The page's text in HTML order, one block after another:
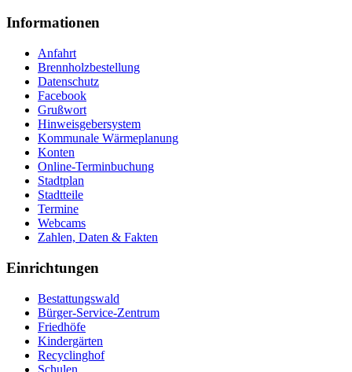
Informationen
Anfahrt
Brennholzbestellung
Datenschutz
Facebook
Grußwort
Hinweisgebersystem
Kommunale Wärmeplanung
Konten
Online-Terminbuchung
Stadtplan
Stadtteile
Termine
Webcams
Zahlen, Daten & Fakten
Einrichtungen
Bestattungswald
Bürger-Service-Zentrum
Friedhöfe
Kindergärten
Recyclinghof
Schulen